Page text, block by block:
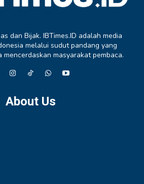
dan Bijak. IBTimes.ID adalah media
melalui sudut pandang yang
masyarakat pembaca.
About Us